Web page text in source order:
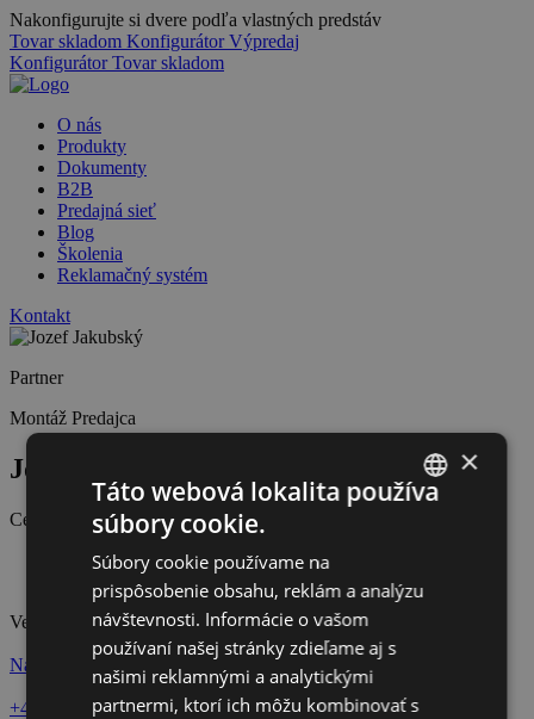
Nakonfigurujte si dvere podľa vlastných predstáv
Tovar skladom KonfigurátorVýpredaj
KonfigurátorTovar skladom
O nás
Produkty
Dokumenty
B2B
Predajná sieť
Blog
Školenia
Reklamačný systém
Kontakt
Partner
Montáž Predajca
Jozef Jakubský
Certifikácie
Veľká Čierna 79, Rajec
Navštíviť stránku
+421 911 923 920jozefjakubsky@gmail.com
×
Táto webová lokalita používa
súbory cookie.
Súbory cookie používame na
prispôsobenie obsahu, reklám a analýzu
návštevnosti. Informácie o vašom
používaní našej stránky zdieľame aj s
našimi reklamnými a analytickými
partnermi, ktorí ich môžu kombinovať s